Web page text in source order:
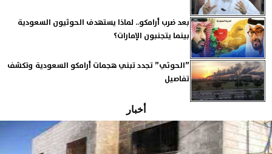
بعد ضرب أرامكو.. لماذا يستهدف الحوثيون السعودية
بينما يتجنبون الإمارات؟
”الحوثي” تجدد تبني هجمات أرامكو السعودية وتكشف
تفاصيل
أخبار